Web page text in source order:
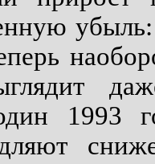
1993